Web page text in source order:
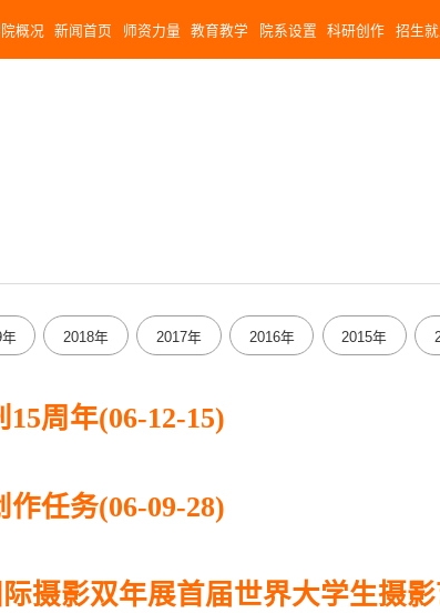
概况 新闻首页 师资力量 教育教学 院系设置 科研创作 招生
2018年 2017年 2016年 2015年
15周年(06-12-15)
任务(06-09-28)
摄影双年展首届世界大学生摄影